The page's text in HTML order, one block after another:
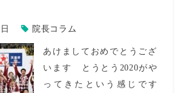
院長コラム
あけましておめでとうござ
います とうとう2020がや
ってきたという感じです